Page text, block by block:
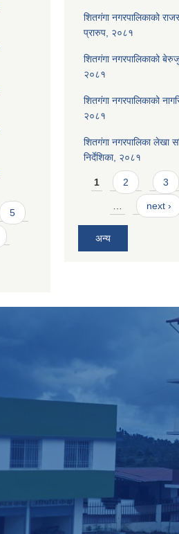
5
शितगंगा नगरपालिकाको
प्रारुप, २०८१
शितगंगा नगरपालिकाको बेरुजु
२०८१
शितगंगा नगरपालिकाको
२०८१
शितगंगा नगरपालिका लेखा
निर्देशिका, २०८१
Pages
1 2 3
next ›
अन्य